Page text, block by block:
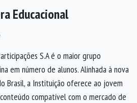
Educacional
S.A é o maior grupo
em número de alunos. Alinhada à nova
Brasil, a Instituição oferece ao jovem
compatível com o mercado de